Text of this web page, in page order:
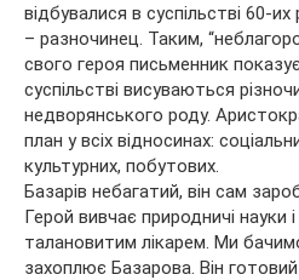
відбувалися в суспільстві 60-
– разночинец. Таким,
свого героя письменник
суспільстві висуваються
недворянського роду.
план у всіх відносинах:
культурних, побутових.
Базарів небагатий, він сам
Герой вивчає природничі науки
талановитим лікарем. Ми
захоплює Базарова. Він